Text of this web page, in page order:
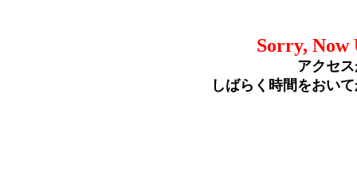
Sorry, Now
アクセ
しばらく時間をおい